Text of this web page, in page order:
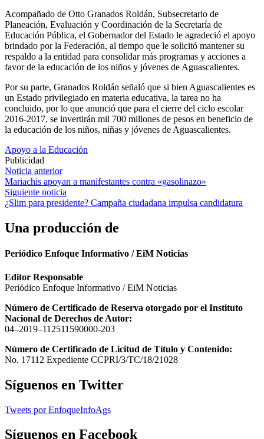
Acompañado de Otto Granados Roldán, Subsecretario de
Planeación, Evaluación y Coordinación de la Secretaría de
Educación Pública, el Gobernador del Estado le agradeció el apoyo
brindado por la Federación, al tiempo que le solicitó mantener su
respaldo a la entidad para consolidar más programas y acciones a
favor de la educación de los niños y jóvenes de Aguascalientes.
Por su parte, Granados Roldán señaló que si bien Aguascalientes es
un Estado privilegiado en materia educativa, la tarea no ha
concluido, por lo que anunció que para el cierre del ciclo escolar
2016-2017, se invertirán mil 700 millones de pesos en beneficio de
la educación de los niños, niñas y jóvenes de Aguascalientes.
Apoyo a la Educación
Publicidad
Navegación
de
entradas
Noticia anterior
Mariachis apoyan a manifestantes contra «gasolinazo»
Siguiente noticia
¿Slim para presidente? Campaña ciudadana impulsa candidatura
Una producción de
Periódico Enfoque Informativo / EiM Noticias
Editor Responsable
Periódico Enfoque Informativo / EiM Noticias
Número de Certificado de Reserva otorgado por el Instituto
Nacional de Derechos de Autor:
04–2019–112511590000-203
Número de Certificado de Licitud de Título y Contenido:
No. 17112 Expediente CCPRI/3/TC/18/21028
Síguenos en Twitter
Tweets por EnfoqueInfoAgs
Síguenos en Facebook